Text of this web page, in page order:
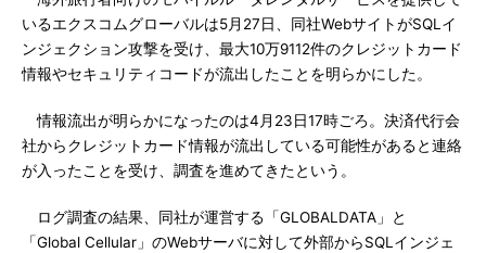
いるエクスコムグローバルは5月27日、同社WebサイトがSQLイ
ンジェクション攻撃を受け、最大10万9112件のクレジットカード
情報やセキュリティコードが流出したことを明らかにした。
情報流出が明らかになったのは4月23日17時ごろ。決済代行会
社からクレジットカード情報が流出している可能性があると連絡
が入ったことを受け、調査を進めてきたという。
ログ調査の結果、同社が運営する「GLOBALDATA」と
「Global Cellular」のWebサーバに対して外部からSQLインジェ